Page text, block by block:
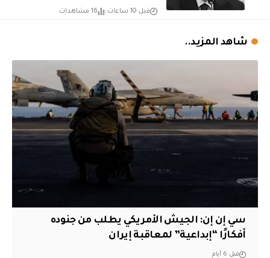
قبل 10 ساعات 16 مشاهدات
شاهد المزيد..
سي إن إن: الجيش الأمريكي يطلب من جنوده
أفكارًا “إبداعية” لمعاقبة إيران
قبل 6 أيام